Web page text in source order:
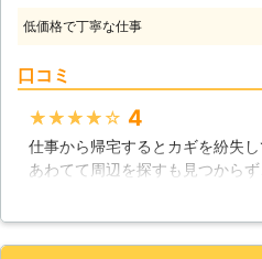
鍵開け
時で
に合わ
勿論、
の鍵の
の鍵
【様々
の鍵も
低価格で丁寧な仕事
口コミ
★★★★★ 4
仕事から帰宅するとカギを紛失
あわてて周辺を探すも見つから
ョイン・ドクターロックセキュ